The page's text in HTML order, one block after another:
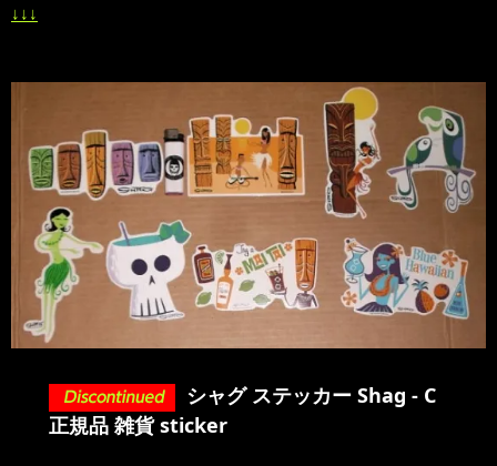
↓↓↓
シャグ ステッカー Shag - C
正規品 雑貨 sticker